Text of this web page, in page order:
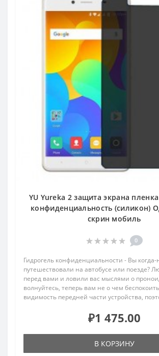
YU Yureka 2 защита экрана
конфиденциальность (силикон)
скрин мобиль
0
Гидрогель конфиденциальности - Вы когда-
путешествовали на автобусе или поезде?
перед вами и ловили вас мыслями о
волнуйтесь, теперь вам не о чем
видимость передней части устройства,
₽1 475.00
В КОРЗИНУ